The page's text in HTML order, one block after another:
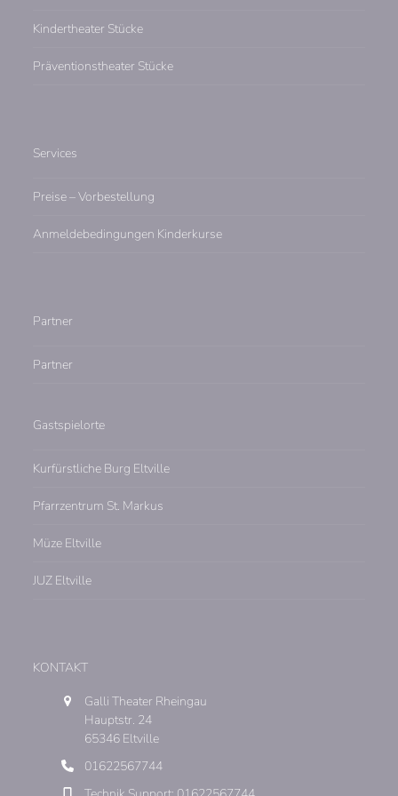
slide
Kindertheater Stücke
Präventionstheater Stücke
Services
Preise – Vorbestellung
Anmeldebedingungen Kinderkurse
Partner
Partner
Gastspielorte
Kurfürstliche Burg Eltville
Pfarrzentrum St. Markus
Müze Eltville
JUZ Eltville
KONTAKT
Galli Theater Rheingau
Hauptstr. 24
65346 Eltville
01622567744